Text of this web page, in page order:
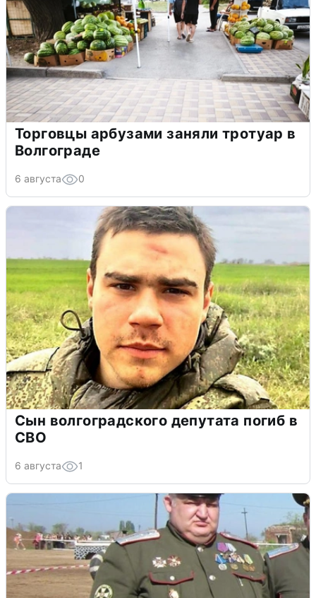
Торговцы арбузами заняли тротуар в
Волгограде
6 августа 0
Сын волгоградского депутата погиб в
СВО
6 августа 1